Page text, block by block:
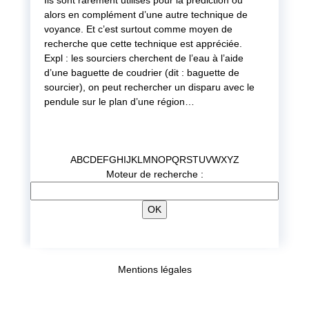
alors en complément d’une autre technique de
voyance. Et c’est surtout comme moyen de
recherche que cette technique est appréciée.
Expl : les sourciers cherchent de l’eau à l’aide
d’une baguette de coudrier (dit : baguette de
sourcier), on peut rechercher un disparu avec le
pendule sur le plan d’une région…
ABCDEFGHIJKL MNOPQRSTUVWXYZ
Moteur de recherche :
Mentions légales